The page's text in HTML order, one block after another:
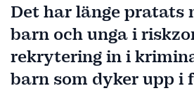
Det har länge pratats
barn och unga i
rekrytering in i
barn som dyker upp i